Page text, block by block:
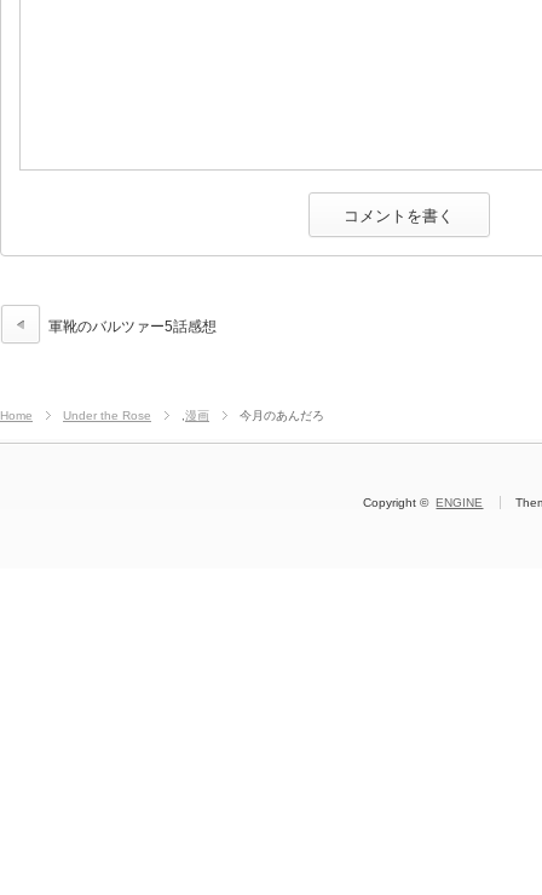
軍靴のバルツァー5話感想
Home Under the Rose 漫画 今月のあんだろ
Copyright ©ENGINE